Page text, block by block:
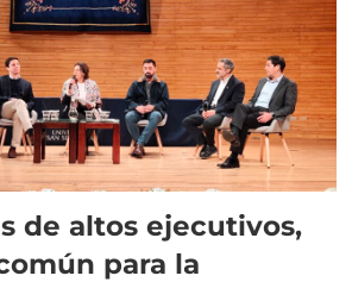
de altos ejecutivos,
para la